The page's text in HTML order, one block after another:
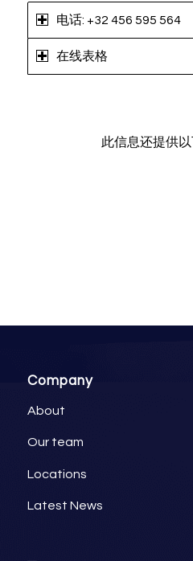
电话: +32 456 595 564
在线表格
此信息还提供
Company
About
Our team
Locations
Latest News